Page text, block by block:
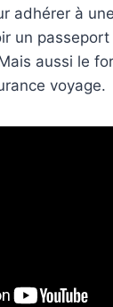
adhérer à
un
aussi le
voyage.